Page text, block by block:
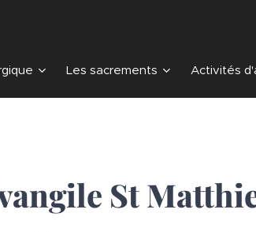
Les sacrements Activités
St